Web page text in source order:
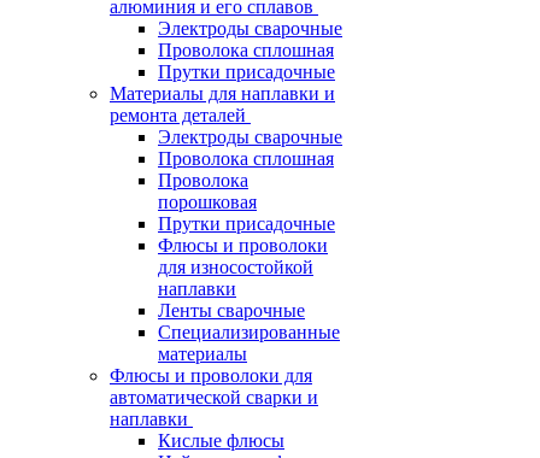
алюминия и его сплавов
Электроды сварочные
Проволока сплошная
Прутки присадочные
Материалы для наплавки и
ремонта деталей
Электроды сварочные
Проволока сплошная
Проволока
порошковая
Прутки присадочные
Флюсы и проволоки
для износостойкой
наплавки
Ленты сварочные
Специализированные
материалы
Флюсы и проволоки для
автоматической сварки и
наплавки
Кислые флюсы